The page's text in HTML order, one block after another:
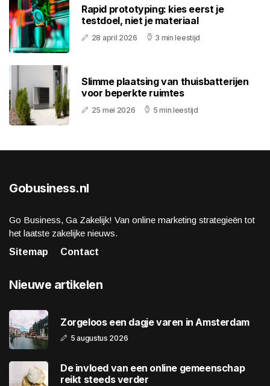
Rapid prototyping: kies eerst je
testdoel, niet je materiaal
28 april 2026 3 min leestijd
Slimme plaatsing van thuisbatterijen
voor beperkte ruimtes
25 mei 2026 5 min leestijd
Gobusiness.nl
Go Business, Ga Zakelijk! Van online marketing strategieën tot
het laatste zakelijke nieuws.
Sitemap
Contact
Nieuwe artikelen
Zorgeloos een dagje varen in Amsterdam
5 augustus 2026
De invloed van een online gemeenschap
reikt steeds verder